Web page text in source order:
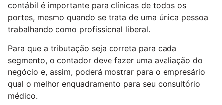
contábil é importante para clínicas de todos os
portes, mesmo quando se trata de uma única pessoa
trabalhando como profissional liberal.
Para que a tributação seja correta para cada
segmento, o contador deve fazer uma avaliação do
negócio e, assim, poderá mostrar para o empresário
qual o melhor enquadramento para seu consultório
médico.